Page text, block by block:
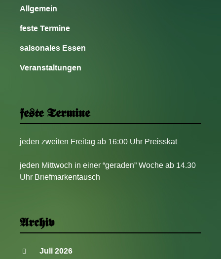
Allgemein
feste Termine
saisonales Essen
Veranstaltungen
feste Termine
jeden zweiten Freitag ab 16:00 Uhr Preisskat
jeden Mittwoch in einer “geraden” Woche ab 14.30
Uhr Briefmarkentausch
Archiv
Juli 2026